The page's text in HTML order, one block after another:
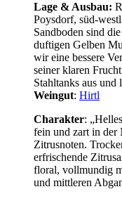
Lage & Ausbau:
Poysdorf, süd-
Sandboden sind
duftigen Gelben
wir eine bessere
seiner klaren
Stahltanks aus und
Weingut: Hirtl
Charakter:
fein und zart in der
Zitrusnoten.
erfrischende
floral, vollmundig
und mittleren